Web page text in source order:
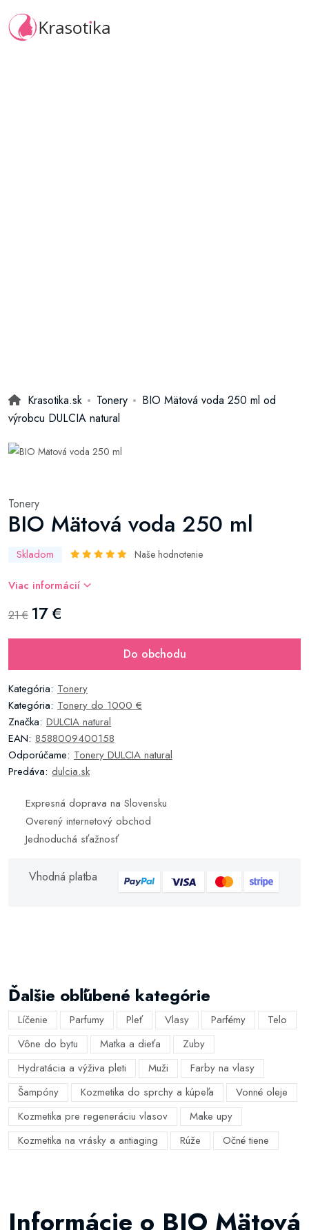
Krasotika.sk Tonery
BIO Mätová voda 250 ml od
výrobcu DULCIA natural
Tonery
BIO Mätová voda 250 ml
Skladom Naše hodnotenie
Viac informácií
21 € 17 €
Do obchodu
Kategória: Tonery
Kategória: Tonery do 1000 €
Značka: DULCIA natural
EAN: 8588009400158
Odporúčame: Tonery DULCIA natural
Predáva: dulcia.sk
Expresná doprava na Slovensku
Overený internetový obchod
Jednoduchá sťažnosť
Vhodná platba
Ďalšie obľúbené kategórie
Líčenie Parfumy Pleť Vlasy Parfémy
Telo
Vône do bytu
Matka a dieťa
Zuby
Hydratácia a výživa pleti
Muži
Farby na vlasy
Šampóny
Kozmetika do sprchy a kúpeľa
Vonné oleje
Kozmetika pre regeneráciu vlasov
Make upy
Kozmetika na vrásky a antiaging
Rúže Očné tiene
Informácie o BIO Mätová